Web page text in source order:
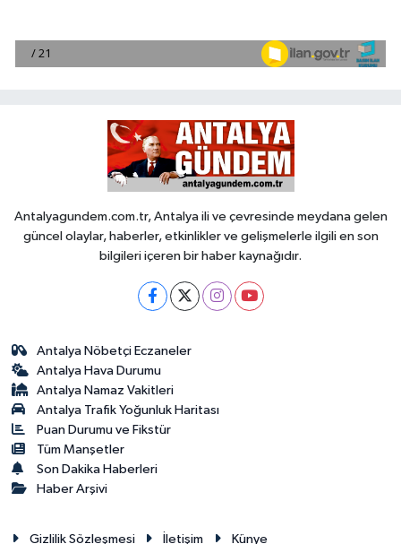
Antalyagundem.com.tr, Antalya ili ve çevresinde meydana gelen
güncel olaylar, haberler, etkinlikler ve gelişmelerle ilgili en son
bilgileri içeren bir haber kaynağıdır.
Antalya Nöbetçi Eczaneler
Antalya Hava Durumu
Antalya Namaz Vakitleri
Antalya Trafik Yoğunluk Haritası
Puan Durumu ve Fikstür
Tüm Manşetler
Son Dakika Haberleri
Haber Arşivi
Gizlilik Sözleşmesi İletişim Künye